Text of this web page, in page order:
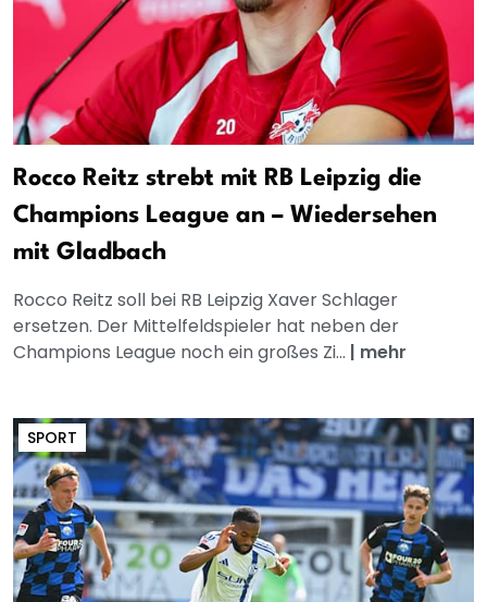
Rocco Reitz strebt mit RB Leipzig die
Champions League an – Wiedersehen
mit Gladbach
Rocco Reitz soll bei RB Leipzig Xaver Schlager
ersetzen. Der Mittelfeldspieler hat neben der
Champions League noch ein großes Zi... | mehr
SPORT